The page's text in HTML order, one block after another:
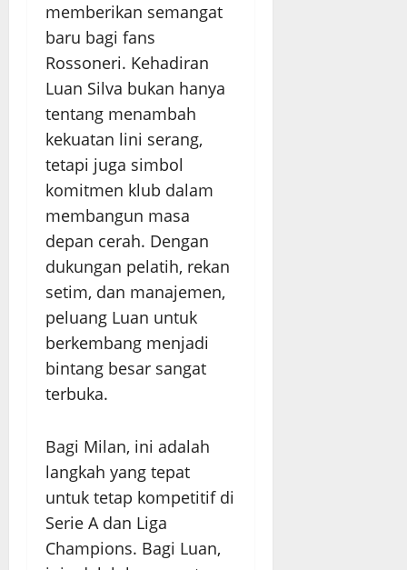
memberikan semangat
baru bagi fans
Rossoneri. Kehadiran
Luan Silva bukan hanya
tentang menambah
kekuatan lini serang,
tetapi juga simbol
komitmen klub dalam
membangun masa
depan cerah. Dengan
dukungan pelatih, rekan
setim, dan manajemen,
peluang Luan untuk
berkembang menjadi
bintang besar sangat
terbuka.
Bagi Milan, ini adalah
langkah yang tepat
untuk tetap kompetitif di
Serie A dan Liga
Champions. Bagi Luan,